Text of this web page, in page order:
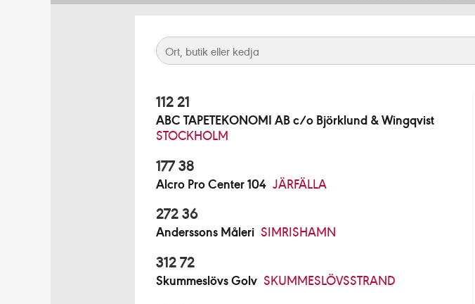
112 21
ABC TAPETEKONOMI AB c/o Björklund & Wingqvist
STOCKHOLM
177 38
Alcro Pro Center 104 JÄRFÄLLA
272 36
Anderssons Måleri SIMRISHAMN
312 72
Skummeslövs Golv SKUMMESLÖVSSTRAND